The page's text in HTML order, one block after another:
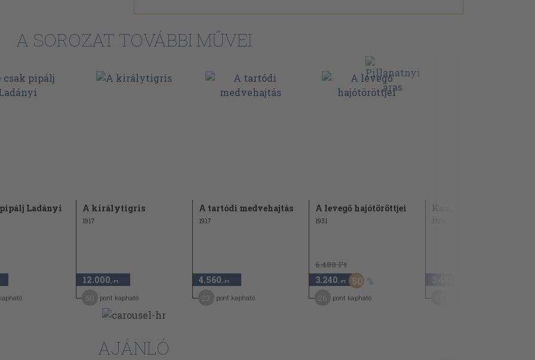
A SOROZAT TOVÁBBI MŰVEI
Ladányi A királytigris
1917
12.000 ,-Ft
pont kapható
A tartódi medvehajtás
1917
4.560 ,-Ft
pont kapható
A levegő hajótöröttjei
1931
6.480 Ft
3.240 ,-Ft 50
pont kapható
Kamilla
AJÁNLÓ